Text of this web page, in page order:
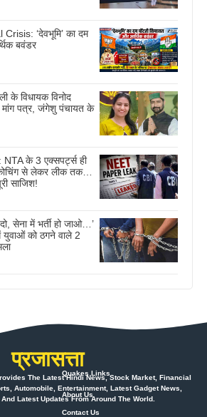
‘देवभूमि’ का दम
बवंडर
के विधायक विनोद
मांग पत्र, जंगेशु पंचायत के
के 3 एक्सपर्ट्स ही
से लेकर लीक तक…
साजिश!
सेना में भर्ती हो जाओ…’
युवाओं को ठगने वाले 2
प्रजासत्ता
The Latest Hindi News, Stock Market, Financial
Automobile, Entertainment, Latest Gadget News,
Latest Updates From Around The World.
Quakes Links
About Us
Contact Us